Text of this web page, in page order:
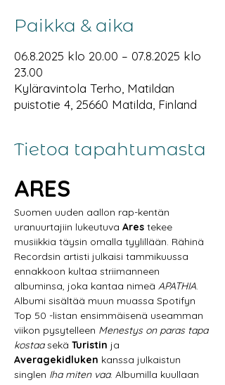
Paikka & aika
06.8.2025 klo 20.00 – 07.8.2025 klo
23.00
Kyläravintola Terho, Matildan
puistotie 4, 25660 Matilda, Finland
Tietoa tapahtumasta
ARES
Suomen uuden aallon rap-kentän
uranuurtajiin lukeutuva Ares tekee
musiikkia täysin omalla tyylillään. Rähinä
Recordsin artisti julkaisi tammikuussa
ennakkoon kultaa striimanneen
albuminsa, joka kantaa nimeä APATHIA.
Albumi sisältää muun muassa Spotifyn
Top 50 -listan ensimmäisenä useamman
viikon pysytelleen Menestys on paras tapa
kostaa sekä Turistin ja
Averagekidluken kanssa julkaistun
singlen Iha miten vaa. Albumilla kuullaan